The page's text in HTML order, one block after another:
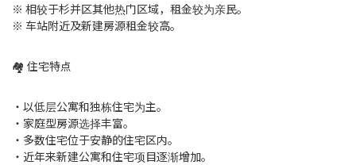
※ 相较于杉并区其他热门区域，租金较为亲民。
※ 车站附近及新建房源租金较高。
🏘 住宅特点
・以低层公寓和独栋住宅为主。
・家庭型房源选择丰富。
・多数住宅位于安静的住宅区内。
・近年来新建公寓和住宅项目逐渐增加。